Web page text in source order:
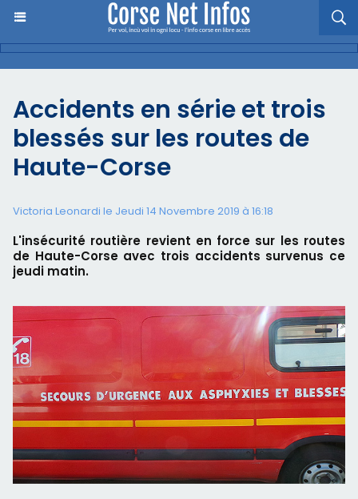
Accidents en série et trois
blessés sur les routes de
Haute-Corse
Victoria Leonardi le Jeudi 14 Novembre 2019 à 16:18
L'insécurité routière revient en force sur les routes
de Haute-Corse avec trois accidents survenus ce
jeudi matin.